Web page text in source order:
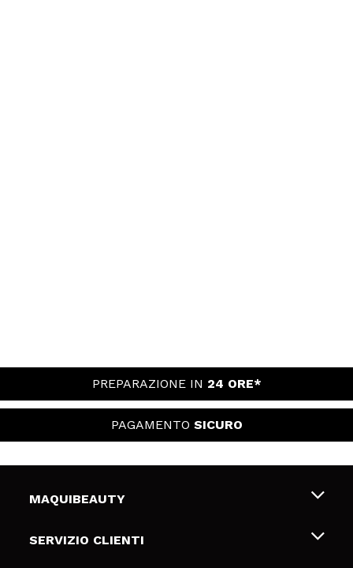
PREPARAZIONE IN 24 ORE*
PAGAMENTO SICURO
MAQUIBEAUTY
Chi siamo
SERVIZIO CLIENTI